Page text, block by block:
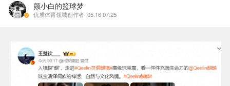
颜小白的篮球梦
优质体育领域创作者 05.16 07:25